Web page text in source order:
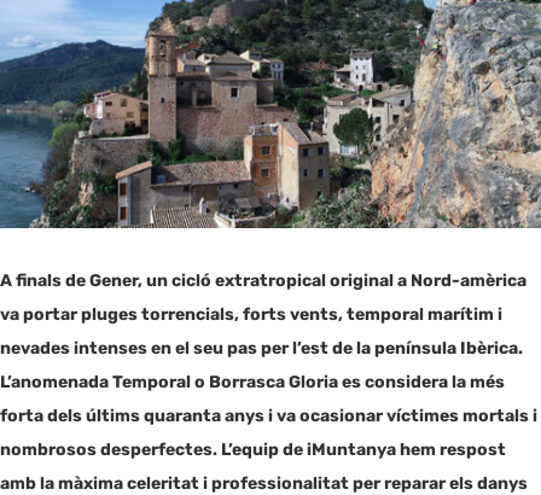
A finals de Gener, un cicló extratropical original a Nord-amèrica
va portar pluges torrencials, forts vents, temporal marítim i
nevades intenses en el seu pas per l’est de la península Ibèrica.
L’anomenada Temporal o Borrasca Gloria es considera la més
forta dels últims quaranta anys i va ocasionar víctimes mortals i
nombrosos desperfectes. L’equipde iMuntanyahem respost
amb la màxima celeritat i professionalitat per reparar els danys